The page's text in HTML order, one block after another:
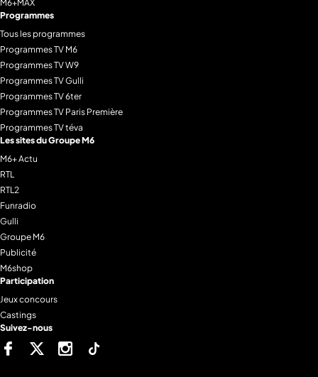
M6+MAX
Programmes
Tous les programmes
Programmes TV M6
Programmes TV W9
Programmes TV Gulli
Programmes TV 6ter
Programmes TV Paris Première
Programmes TV téva
Les sites du Groupe M6
M6+ Actu
RTL
RTL2
Funradio
Gulli
Groupe M6
Publicité
M6shop
Participation
Jeux concours
Castings
Suivez-nous
FacebookTwitter Instagram